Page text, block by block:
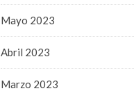
Mayo 2023
Abril 2023
Marzo 2023